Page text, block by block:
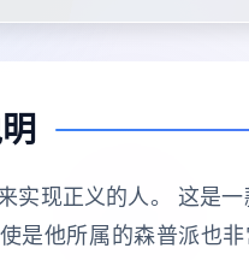
实现正义的人。 这是
是他所属的森普派也